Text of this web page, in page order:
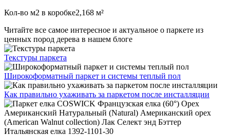
Кол-во м2 в коробке2,168 м²
Читайте все самое интересное и актуальное о паркете из
ценных пород дерева в нашем блоге
Текстуры паркета
Широкоформатный паркет и системы теплый пол
Как правильно ухаживать за паркетом после инсталляции